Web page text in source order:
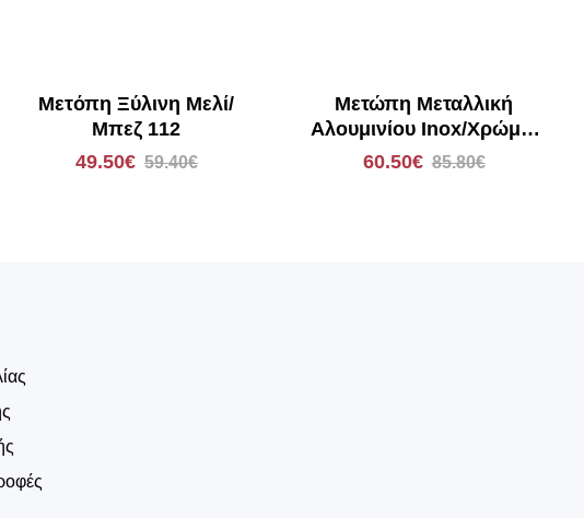
Μετόπη Ξύλινη Μελί/
Μπεζ 112
49.50€ 59.40€
Μετώπη Μεταλλική
Αλουμινίου Inox/Χρώμιο
με Strass MA65
60.50€ 85.80€